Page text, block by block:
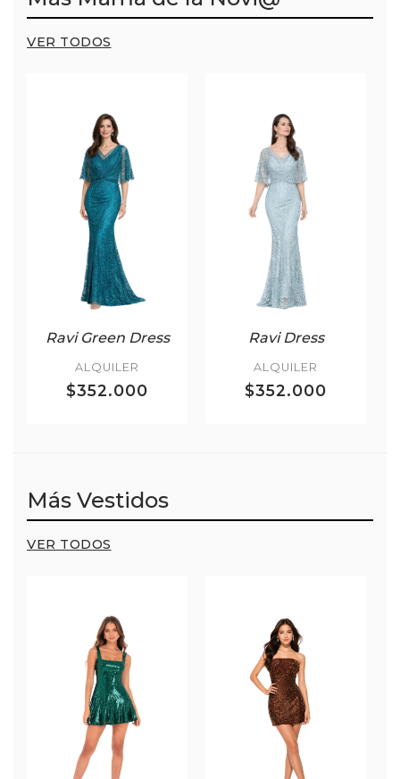
VER TODOS
Ravi Green Dress
ALQUILER
$352.000
Ravi Dress
ALQUILER
$352.000
Más Vestidos
VER TODOS